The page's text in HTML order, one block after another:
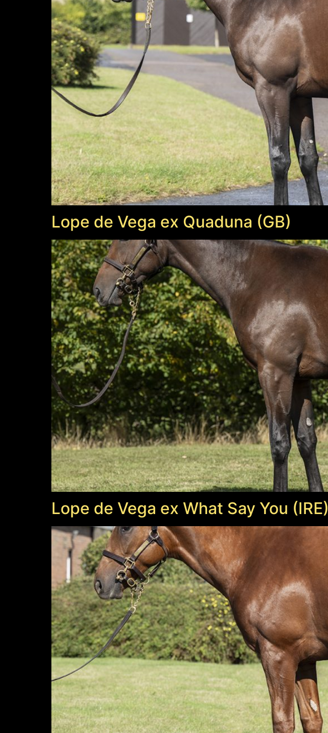
Lope de Vega ex Quaduna (GB)
Lope de Vega ex What Say You (IRE)